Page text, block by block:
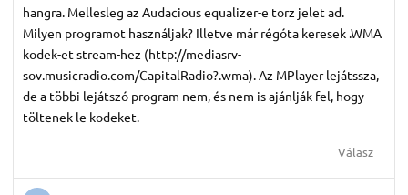
hangra. Mellesleg az Audacious equalizer-e torz jelet ad.
Milyen programot használjak? Illetve már régóta keresek .WMA
kodek-et stream-hez (http://mediasrv-
sov.musicradio.com/CapitalRadio?.wma). Az MPlayer lejátssza,
de a többi lejátszó program nem, és nem is ajánlják fel, hogy
töltenek le kodeket.
Válasz